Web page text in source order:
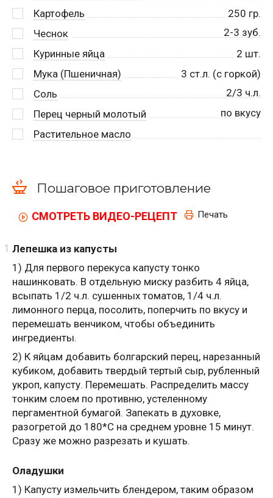
Картофель
250 гр.
Чеснок
2-3 зуб.
Куринные яйца
2 шт.
Мука (Пшеничная)
3 ст.л. (с горкой)
Соль
2/3 ч.л.
Перец черный молотый
по вкусу
Растительное масло
Пошаговое приготовление
СМОТРЕТЬ ВИДЕО-РЕЦЕПТ Печать
Лепешка из капусты
1) Для первого перекуса капусту тонко
нашинковать. В отдельную миску разбить 4 яйца,
всыпать 1/2 ч.л. сушенных томатов, 1/4 ч.л.
лимонного перца, посолить, поперчить по вкусу и
перемешать венчиком, чтобы объединить
ингредиенты.
2) К яйцам добавить болгарский перец, нарезанный
кубиком, добавить твердый тертый сыр, рубленный
укроп, капусту. Перемешать. Распределить массу
тонким слоем по противню, устеленному
пергаментной бумагой. Запекать в духовке,
разогретой до 180*С на среднем уровне 15 минут.
Сразу же можно разрезать и кушать.
Оладушки
1) Капусту измельчить блендером, таким образом